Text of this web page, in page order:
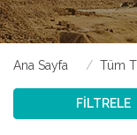
Ana Sayfa Tüm
FİLTRELE